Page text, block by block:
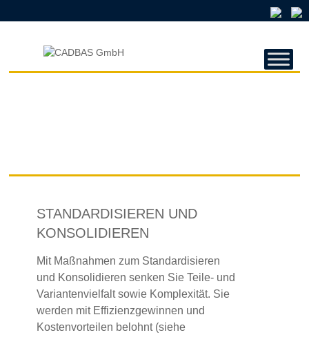
CADBAS
STANDARDISIEREN UND
KONSOLIDIEREN
Mit Maßnahmen zum Standardisieren
und Konsolidieren senken Sie Teile- und
Variantenvielfalt sowie Komplexität. Sie
werden mit Effizienzgewinnen und
Kostenvorteilen belohnt (siehe